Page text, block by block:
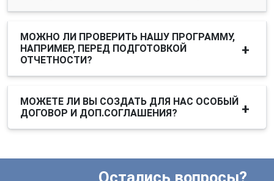
МОЖНО ЛИ ПРОВЕРИТЬ НАШУ ПРОГРАММУ,
НАПРИМЕР, ПЕРЕД ПОДГОТОВКОЙ
ОТЧЕТНОСТИ?
МОЖЕТЕ ЛИ ВЫ СОЗДАТЬ ДЛЯ НАС ОСОБЫЙ
ДОГОВОР И ДОП.СОГЛАШЕНИЯ?
Остались вопросы?